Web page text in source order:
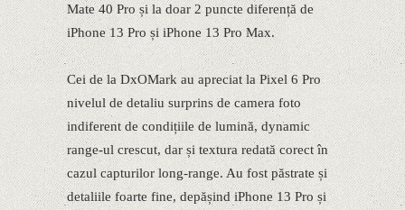
Mate 40 Pro și la doar 2 puncte diferență de
iPhone 13 Pro și iPhone 13 Pro Max.
Cei de la DxOMark au apreciat la Pixel 6 Pro
nivelul de detaliu surprins de camera foto
indiferent de condițiile de lumină, dynamic
range-ul crescut, dar și textura redată corect în
cazul capturilor long-range. Au fost păstrate și
detaliile foarte fine, depășind iPhone 13 Pro și